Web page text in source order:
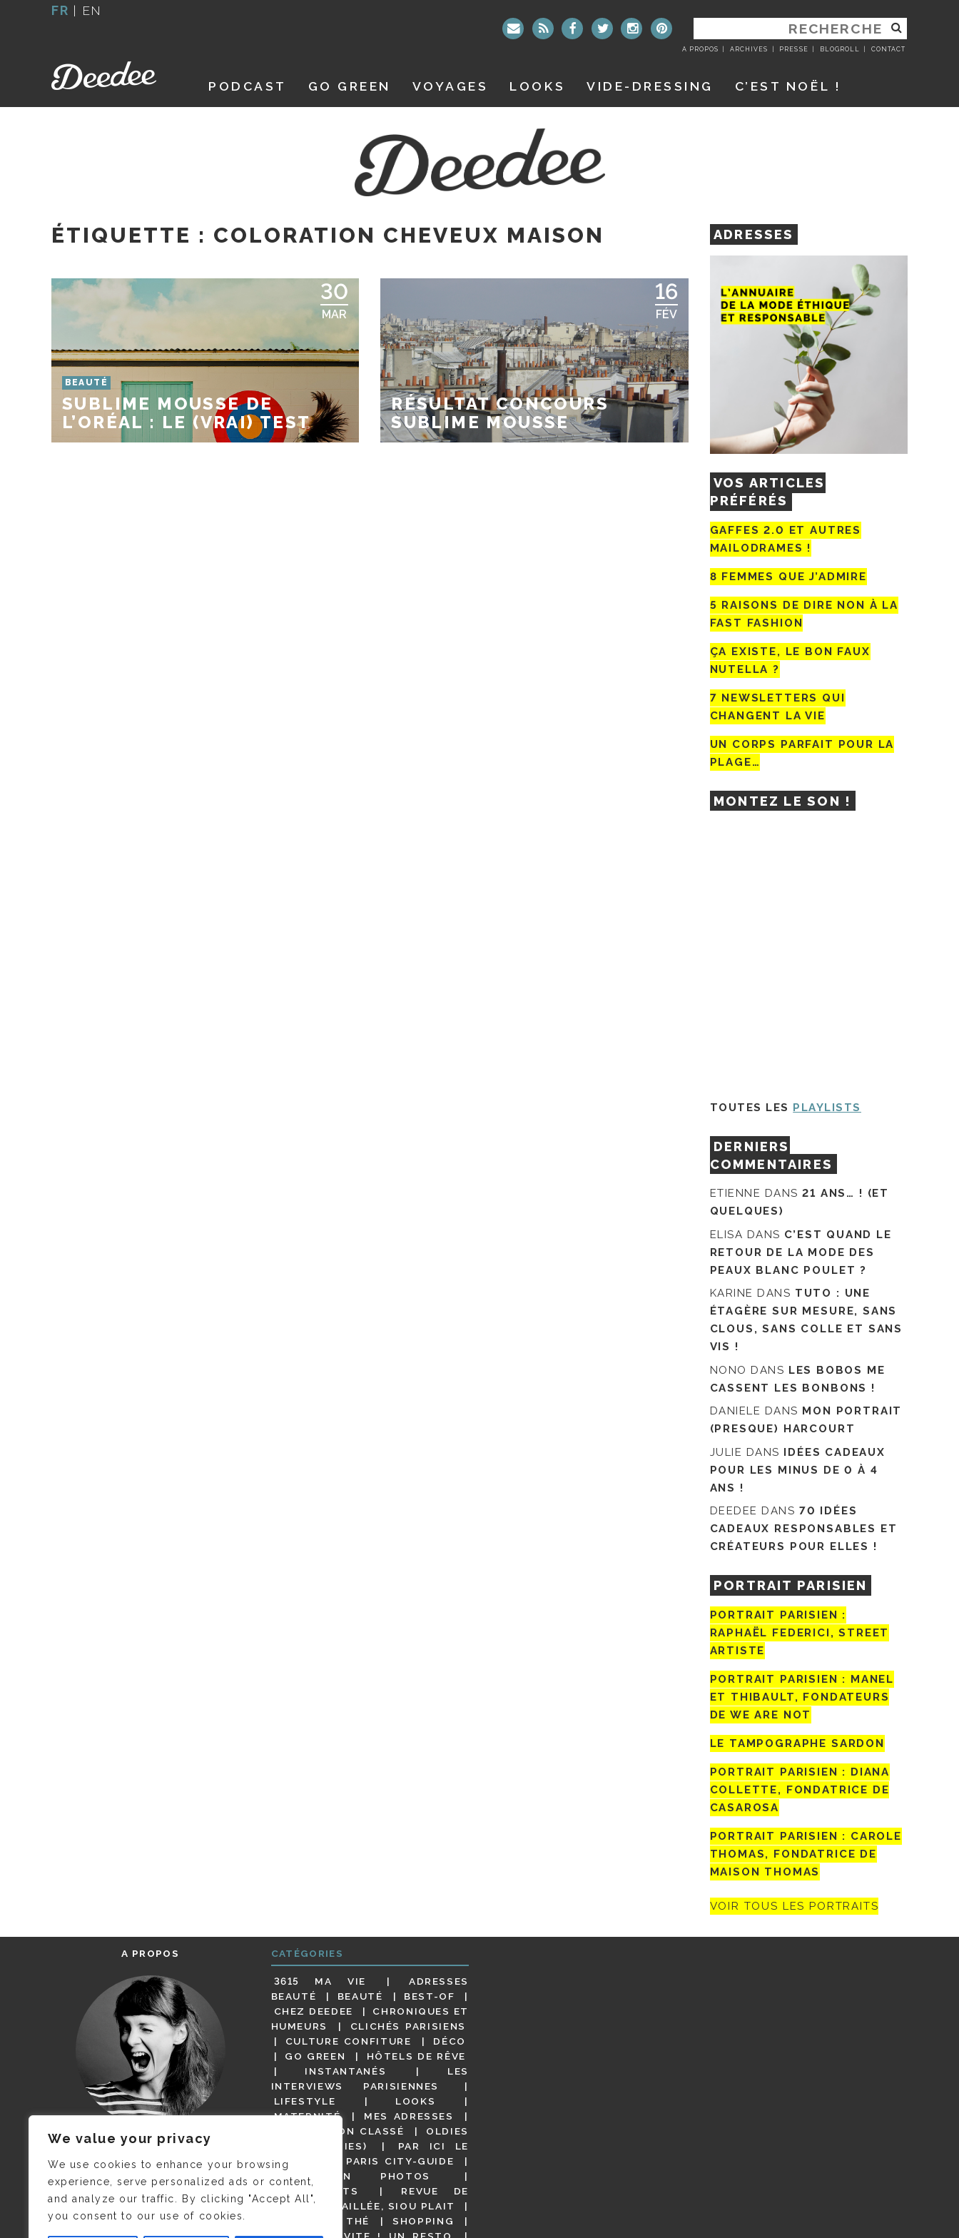
We value your privacy
We use cookies to enhance your browsing
experience, serve personalized ads or content,
and analyze our traffic. By clicking "Accept All",
you consent to our use of cookies.
FR | EN
RECHERCHER
:
A PROPOS ARCHIVES PRESSE BLOGROLL CONTACT
PODCAST GO GREEN VOYAGES LOOKS VIDE-DRESSING C’EST NOËL !
ÉTIQUETTE : COLORATION CHEVEUX MAISON
30
MAR
BEAUTÉ
SUBLIME MOUSSE DE
L’ORÉAL : LE (VRAI) TEST
16
FÉV
RÉSULTAT CONCOURS
SUBLIME MOUSSE
ADRESSES
VOS ARTICLES
PRÉFÉRÉS
GAFFES 2.0 ET AUTRES
MAILODRAMES !
8 FEMMES QUE J’ADMIRE
5 RAISONS DE DIRE NON À LA
FAST FASHION
ÇA EXISTE, LE BON FAUX
NUTELLA ?
7 NEWSLETTERS QUI
CHANGENT LA VIE
UN CORPS PARFAIT POUR LA
PLAGE…
MONTEZ LE SON !
TOUTES LES PLAYLISTS
DERNIERS
COMMENTAIRES
ETIENNE DANS21 ANS… ! (ET
QUELQUES)
ELISA DANS C’EST QUAND LE
RETOUR DE LA MODE DES
PEAUX BLANC POULET ?
KARINE DANS TUTO : UNE
ÉTAGÈRE SUR MESURE, SANS
CLOUS, SANS COLLE ET SANS
VIS !
NONO DANS LES BOBOS ME
CASSENT LES BONBONS !
DANIELE DANS MON PORTRAIT
(PRESQUE) HARCOURT
JULIE DANS IDÉES CADEAUX
POUR LES MINUS DE 0 À 4
ANS !
DEEDEE DANS 70 IDÉES
CADEAUX RESPONSABLES ET
CRÉATEURS POUR ELLES !
PORTRAIT PARISIEN
PORTRAIT PARISIEN :
RAPHAËL FEDERICI, STREET
ARTISTE
PORTRAIT PARISIEN : MANEL
ET THIBAULT, FONDATEURS
DE WE ARE NOT
LE TAMPOGRAPHE SARDON
PORTRAIT PARISIEN : DIANA
COLLETTE, FONDATRICE DE
CASAROSA
PORTRAIT PARISIEN : CAROLE
THOMAS, FONDATRICE DE
MAISON THOMAS
VOIR TOUS LES PORTRAITS
A PROPOS
JE M’APPELLE DELPHINE MAIS
C’EST ©CAMILLE COLLIN QUI A
PRIS CETTE PHOTO !
CATÉGORIES
3615 MA VIE
ADRESSES
BEAUTÉ
BEAUTÉ
BEST-OF
CHEZ DEEDEE
CHRONIQUES ET
HUMEURS
CLICHÉS PARISIENS
CULTURE CONFITURE
DÉCO
GO GREEN
HÔTELS DE RÊVE
INSTANTANÉS
LES
INTERVIEWS PARISIENNES
LIFESTYLE
LOOKS
MATERNITÉ
MES ADRESSES
NON CLASSÉ
OLDIES
(BUT GOODIES)
PAR ICI LE
MAGOT !
PARIS CITY-GUIDE
PARIS EN PHOTOS
RESTAURANTS
REVUE DE
PRESSE DÉTAILLÉE, SIOU PLAIT
SALONS DE THÉ
SHOPPING
VIDÉOS
VITE ! UN RESTO